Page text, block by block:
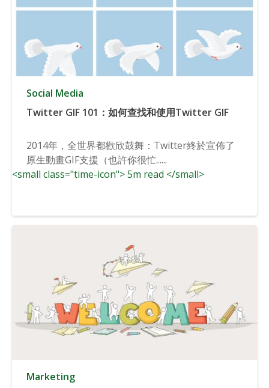
Social Media
Twitter GIF 101：如何查找和使用Twitter GIF
2014年，全世界都歡欣鼓舞：Twitter終於宣佈了
原生動畫GIF支援（也許你很忙......
<small class="time-icon"> 5m read </small>
Marketing